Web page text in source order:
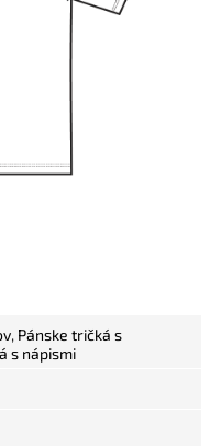
, Pánske tričká s
s nápismi